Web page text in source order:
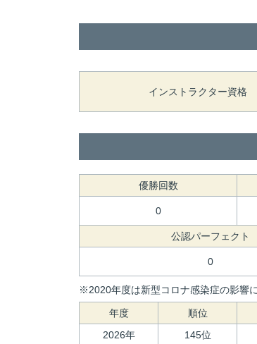
インストラクター資格
優勝回数
0
公認パーフェクト
0
※2020年度は新型コロナ感染症の影響
年度 順位
2026年
145位